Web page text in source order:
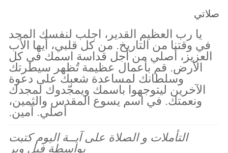
صلاتي
يا رب العظيم القدير، اجلب لنفسك المجد
في وقتنا من التاريخ. من كل قلبي، أيها الأب
العزيز، أصلي من أجل قداسة اسمك في كل
الأرض. قم بأعمال عظيمة تُظهر سيطرتك
وسلطانك لمساعدة شعبك على دعوة
الآخرين ليتوجهوا باسمك ويمجّدوك لمجدك
ونعمتك. في اسم يسوع المقدس والثمين،
أصلي. آمين.
التأملات و الصلاة على آيــة اليوم كتبت
بواسطة فيل وير